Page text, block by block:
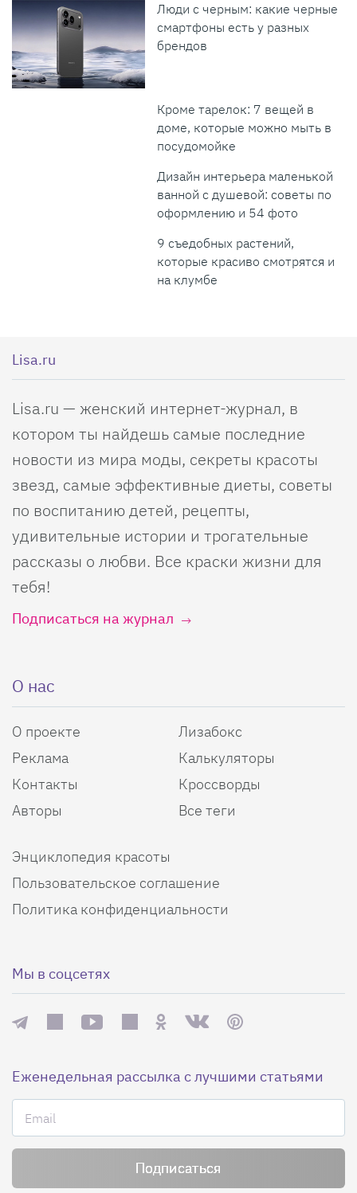
Люди с черным: какие черные
смартфоны есть у разных
брендов
Кроме тарелок: 7 вещей в
доме, которые можно мыть в
посудомойке
Дизайн интерьера маленькой
ванной с душевой: советы по
оформлению и 54 фото
9 съедобных растений,
которые красиво смотрятся и
на клумбе
Lisa.ru
Lisa.ru — женский интернет-журнал, в
котором ты найдешь самые последние
новости из мира моды, секреты красоты
звезд, самые эффективные диеты, советы
по воспитанию детей, рецепты,
удивительные истории и трогательные
рассказы о любви. Все краски жизни для
тебя!
Подписаться на журнал
О нас
О проекте
Реклама
Контакты
Авторы
Лизабокс
Калькуляторы
Кроссворды
Все теги
Энциклопедия красоты
Пользовательское соглашение
Политика конфиденциальности
Мы в соцсетях
Еженедельная рассылка с лучшими статьями